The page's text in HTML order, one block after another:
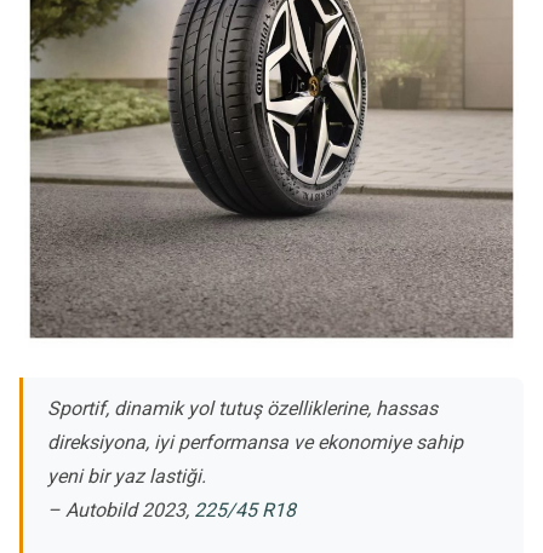
Sportif, dinamik yol tutuş özelliklerine, hassas
direksiyona, iyi performansa ve ekonomiye sahip
yeni bir yaz lastiği.
– Autobild 2023, 225/45 R18